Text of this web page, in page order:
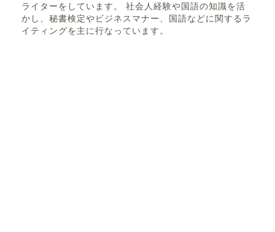
ライターをしています。 社会人経験や国語の知識を活
かし、秘書検定やビジネスマナー、国語などに関するラ
イティングを主に行なっています。